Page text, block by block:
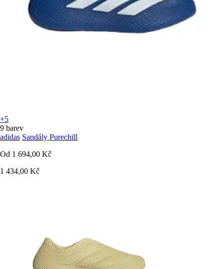
+5
9 barev
adidas Sandály Purechill
Od 1 694,00 Kč
1 434,00 Kč